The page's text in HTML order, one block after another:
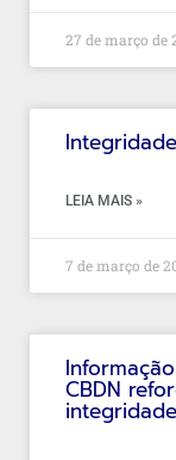
27 de março de
LEIA MAIS »
7 de março de
CBDN
integridade